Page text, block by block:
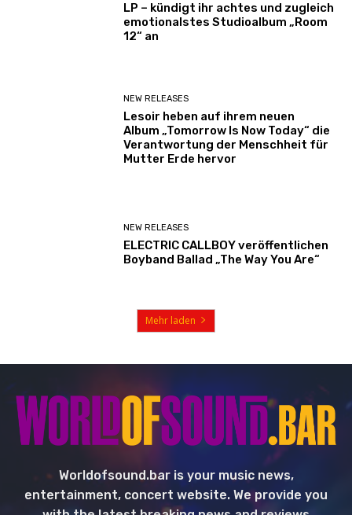
LP – kündigt ihr achtes und zugleich
emotionalstes Studioalbum „Room
12“ an
NEW RELEASES
Lesoir heben auf ihrem neuen
Album „Tomorrow Is Now Today“ die
Verantwortung der Menschheit für
Mutter Erde hervor
NEW RELEASES
ELECTRIC CALLBOY veröffentlichen
Boyband Ballad „The Way You Are“
Mehr laden
Worldofsound.bar is your music news,
entertainment, concert website. We provide you